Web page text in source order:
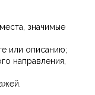
значимые
или описанию;
направления,